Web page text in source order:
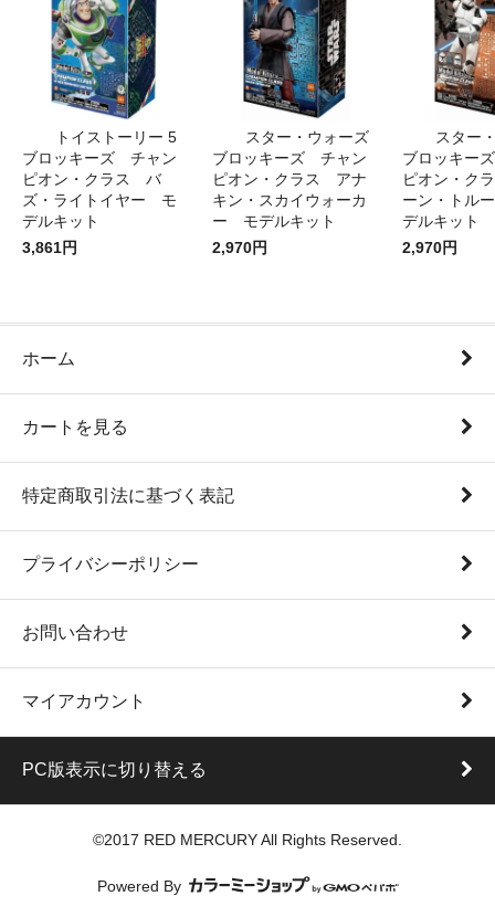
トイストーリー 5
ブロッキーズ チャン
ピオン・クラス バ
ズ・ライトイヤー モ
デルキット
3,861円
スター・ウォーズ
ブロッキーズ チャン
ピオン・クラス アナ
キン・スカイウォーカ
ー モデルキット
2,970円
スター
ブロッキー
ピオン・ク
ーン・トル
デルキット
2,970円
ホーム
カートを見る
特定商取引法に基づく表記
プライバシーポリシー
お問い合わせ
マイアカウント
PC版表示に切り替える
©2017 RED MERCURY All Rights Reserved.
Powered By